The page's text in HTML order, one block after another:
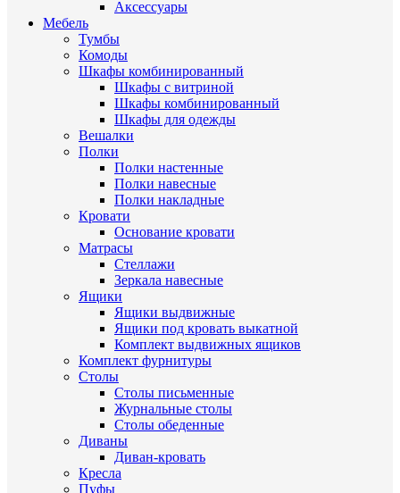
Аксессуары
Мебель
Тумбы
Комоды
Шкафы комбинированный
Шкафы с витриной
Шкафы комбинированный
Шкафы для одежды
Вешалки
Полки
Полки настенные
Полки навесные
Полки накладные
Кровати
Основание кровати
Матрасы
Стеллажи
Зеркала навесные
Ящики
Ящики выдвижные
Ящики под кровать выкатной
Комплект выдвижных ящиков
Комплект фурнитуры
Столы
Столы письменные
Журнальные cтолы
Столы обеденные
Диваны
Диван-кровать
Кресла
Пуфы